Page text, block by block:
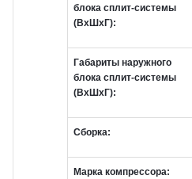
блока сплит-системы
(ВxШxГ):
Габариты наружного
блока сплит-системы
(ВxШxГ):
Сборка:
Марка компрессора: